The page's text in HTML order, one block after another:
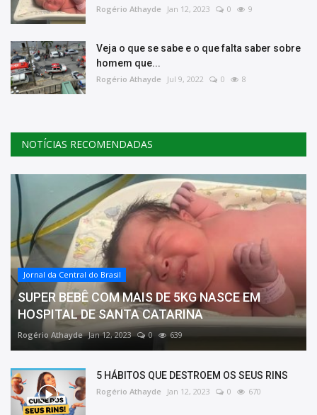
Rogério Athayde Jan 12, 2023 0 9
Veja o que se sabe e o que falta saber sobre
homem que...
Rogério Athayde Jul 9, 2022 0 8
NOTÍCIAS RECOMENDADAS
Jornal da Central do Brasil
SUPER BEBÊ COM MAIS DE 5KG NASCE EM
HOSPITAL DE SANTA CATARINA
Rogério Athayde Jan 12, 2023 0 639
5 HÁBITOS QUE DESTROEM OS SEUS RINS
Rogério Athayde Jan 12, 2023 0 670